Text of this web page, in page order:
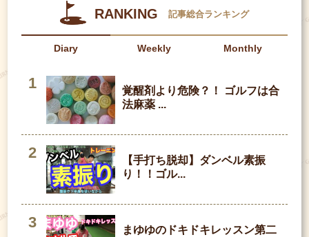
RANKING 記事総合ランキング
Diary Weekly Monthly
覚醒剤より危険？！ ゴルフは合
法麻薬 ...
【手打ち脱却】ダンベル素振
り！！ゴル...
まゆゆのドキドキレッスン第二